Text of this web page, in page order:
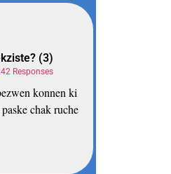
(3)
Responses
konnen ki
chak ruche